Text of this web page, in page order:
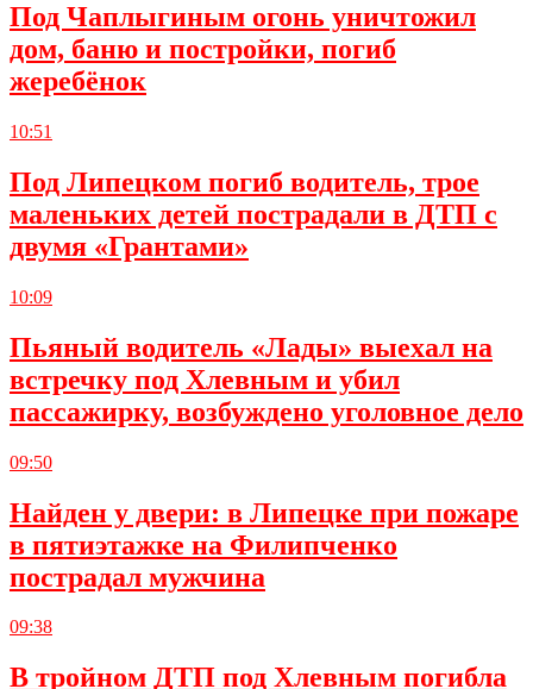
Под Чаплыгиным огонь уничтожил
дом, баню и постройки, погиб
жеребёнок
10:51
Под Липецком погиб водитель, трое
маленьких детей пострадали в ДТП с
двумя «Грантами»
10:09
Пьяный водитель «Лады» выехал на
встречку под Хлевным и убил
пассажирку, возбуждено уголовное дело
09:50
Найден у двери: в Липецке при пожаре
в пятиэтажке на Филипченко
пострадал мужчина
09:38
В тройном ДТП под Хлевным погибла